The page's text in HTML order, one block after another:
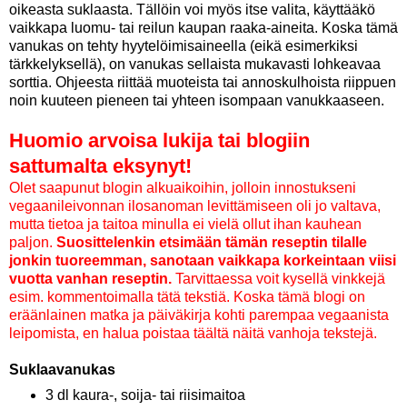
oikeasta suklaasta. Tällöin voi myös itse valita, käyttääkö
vaikkapa luomu- tai reilun kaupan raaka-aineita. Koska tämä
vanukas on tehty hyytelöimisaineella (eikä esimerkiksi
tärkkelyksellä), on vanukas sellaista mukavasti lohkeavaa
sorttia. Ohjeesta riittää muoteista tai annoskulhoista riippuen
noin kuuteen pieneen tai yhteen isompaan vanukkaaseen.
Huomio arvoisa lukija tai blogiin
sattumalta eksynyt!
Olet saapunut blogin alkuaikoihin, jolloin innostukseni
vegaanileivonnan ilosanoman levittämiseen oli jo valtava,
mutta tietoa ja taitoa minulla ei vielä ollut ihan kauhean
paljon. Suosittelenkin etsimään tämän reseptin tilalle
jonkin tuoreemman, sanotaan vaikkapa korkeintaan viisi
vuotta vanhan reseptin. Tarvittaessa voit kysellä vinkkejä
esim. kommentoimalla tätä tekstiä. Koska tämä blogi on
eräänlainen matka ja päiväkirja kohti parempaa vegaanista
leipomista, en halua poistaa täältä näitä vanhoja tekstejä.
Suklaavanukas
3 dl kaura-, soija- tai riisimaitoa